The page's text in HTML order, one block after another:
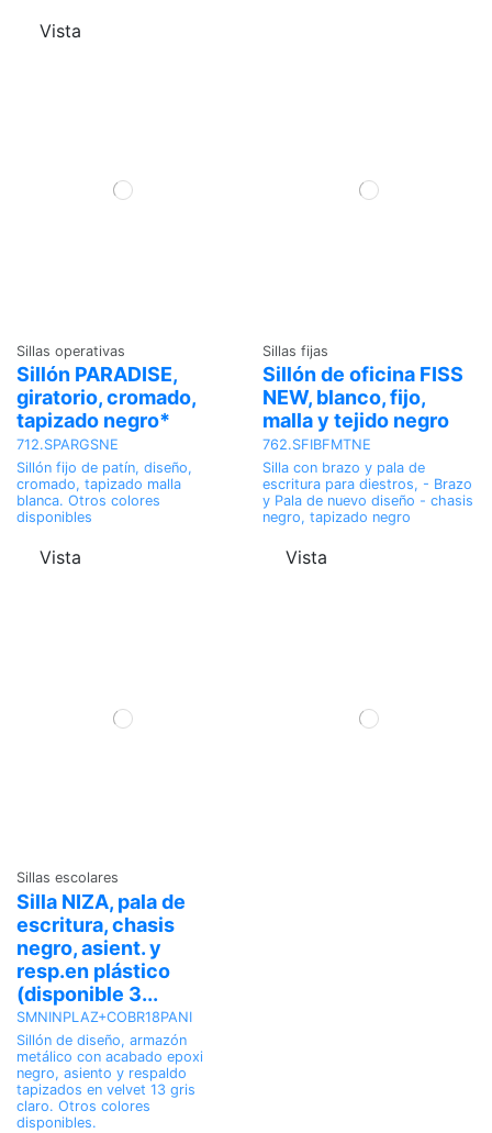
Vista
Sillas operativas
Sillón PARADISE,
giratorio, cromado,
tapizado negro*
712.SPARGSNE
Sillón fijo de patín, diseño,
cromado, tapizado malla
blanca. Otros colores
disponibles
Vista
Sillas fijas
Sillón de oficina FISS
NEW, blanco, fijo,
malla y tejido negro
762.SFIBFMTNE
Silla con brazo y pala de
escritura para diestros, - Brazo
y Pala de nuevo diseño - chasis
negro, tapizado negro
Vista
Sillas escolares
Silla NIZA, pala de
escritura, chasis
negro, asient. y
resp.en plástico
(disponible 3...
SMNINPLAZ+COBR18PANI
Sillón de diseño, armazón
metálico con acabado epoxi
negro, asiento y respaldo
tapizados en velvet 13 gris
claro. Otros colores
disponibles.